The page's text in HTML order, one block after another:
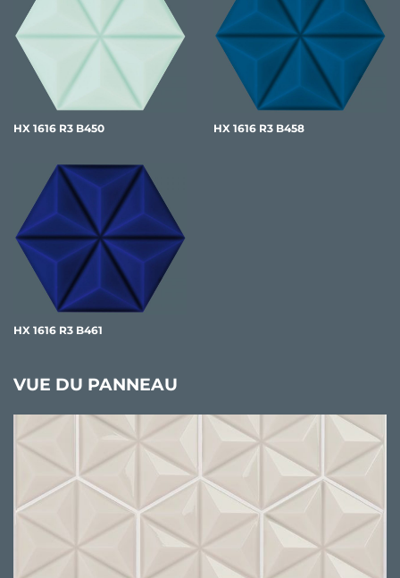
HX 1616 R3 B450 HX 1616 R3 B458
HX 1616 R3 B461
VUE DU PANNEAU